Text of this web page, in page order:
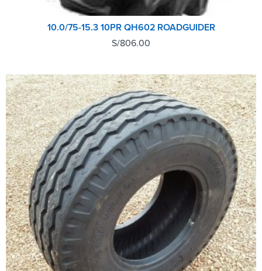
10.0/75-15.3 10PR QH602 ROADGUIDER
S/806.00